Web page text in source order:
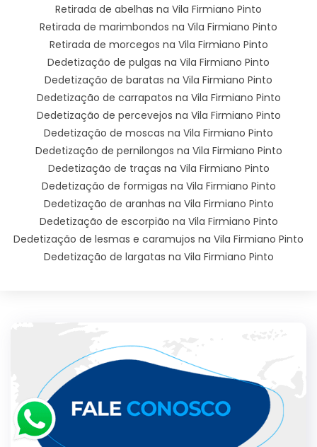
Retirada de abelhas na Vila Firmiano Pinto
Retirada de marimbondos na Vila Firmiano Pinto
Retirada de morcegos na Vila Firmiano Pinto
Dedetização de pulgas na Vila Firmiano Pinto
Dedetização de baratas na Vila Firmiano Pinto
Dedetização de carrapatos na Vila Firmiano Pinto
Dedetização de percevejos na Vila Firmiano Pinto
Dedetização de moscas na Vila Firmiano Pinto
Dedetização de pernilongos na Vila Firmiano Pinto
Dedetização de traças na Vila Firmiano Pinto
Dedetização de formigas na Vila Firmiano Pinto
Dedetização de aranhas na Vila Firmiano Pinto
Dedetização de escorpião na Vila Firmiano Pinto
Dedetização de lesmas e caramujos na Vila Firmiano Pinto
Dedetização de largatas na Vila Firmiano Pinto